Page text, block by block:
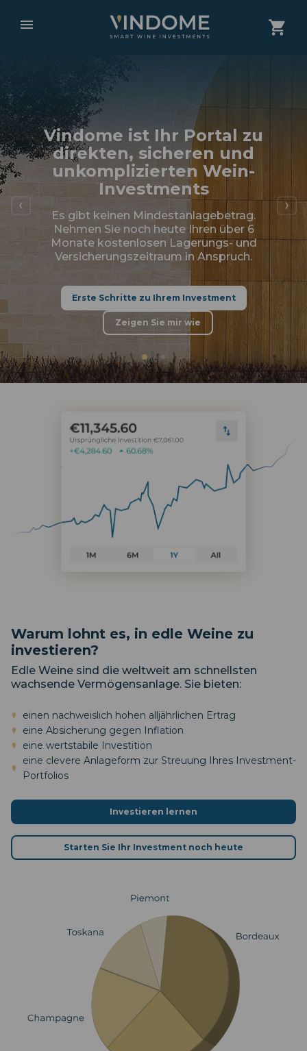
Vindome ist Ihr Portal zu
direkten, sicheren und
unkomplizierten Wein-
Investments
Es gibt keinen Mindestanlagebetrag.
Nehmen Sie noch heute Ihren über 6
Monate kostenlosen Lagerungs- und
Versicherungszeitraum in Anspruch.
Erste Schritte zu Ihrem Investment
Zeigen Sie mir wie
Warum lohnt es, in edle Weine zu
investieren?
Edle Weine sind die weltweit am schnellsten
wachsende Vermögensanlage. Sie bieten:
einen nachweislich hohen alljährlichen Ertrag
eine Absicherung gegen Inflation
eine wertstabile Investition
eine clevere Anlageform zur Streuung Ihres Investment-
Portfolios
Investieren lernen
Starten Sie Ihr Investment noch heute